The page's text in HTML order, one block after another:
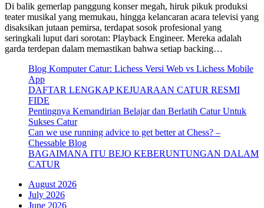
Di balik gemerlap panggung konser megah, hiruk pikuk produksi
teater musikal yang memukau, hingga kelancaran acara televisi yang
disaksikan jutaan pemirsa, terdapat sosok profesional yang
seringkali luput dari sorotan: Playback Engineer. Mereka adalah
garda terdepan dalam memastikan bahwa setiap backing…
Blog Komputer Catur: Lichess Versi Web vs Lichess Mobile
App
DAFTAR LENGKAP KEJUARAAN CATUR RESMI
FIDE
Pentingnya Kemandirian Belajar dan Berlatih Catur Untuk
Sukses Catur
Can we use running advice to get better at Chess? –
Chessable Blog
BAGAIMANA ITU BEJO KEBERUNTUNGAN DALAM
CATUR
August 2026
July 2026
June 2026